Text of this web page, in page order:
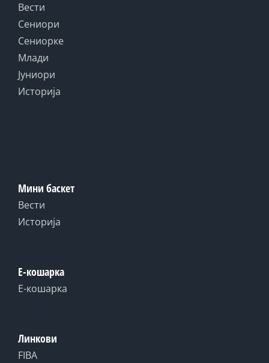
Вести
Сениори
Сениорке
Млади
Јуниори
Историја
Мини баскет
Вести
Историја
Е-кошарка
Е-кошарка
Линкови
FIBA